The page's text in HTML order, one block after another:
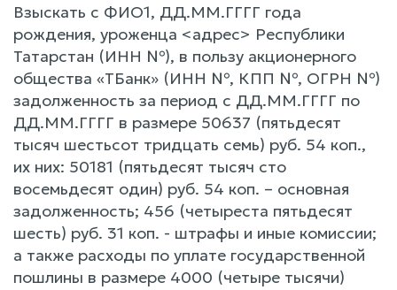
Взыскать с ФИО1, ДД.ММ.ГГГГ года
рождения, уроженца <адрес> Республики
Татарстан (ИНН №), в пользу акционерного
общества «ТБанк» (ИНН №, КПП №, ОГРН №)
задолженность за период с ДД.ММ.ГГГГ по
ДД.ММ.ГГГГ в размере 50637 (пятьдесят
тысяч шестьсот тридцать семь) руб. 54 коп.,
их них: 50181 (пятьдесят тысяч сто
восемьдесят один) руб. 54 коп. – основная
задолженность; 456 (четыреста пятьдесят
шесть) руб. 31 коп. - штрафы и иные комиссии;
а также расходы по уплате государственной
пошлины в размере 4000 (четыре тысячи)